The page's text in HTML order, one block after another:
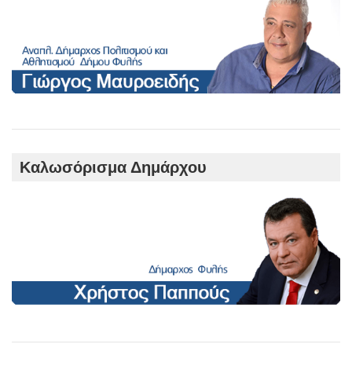
Καλωσόρισμα Δημάρχου